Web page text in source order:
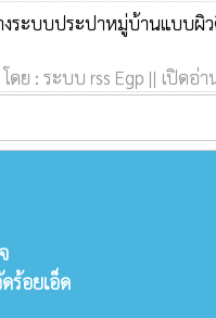
งระบบประปาหมู่บ้านแบบผิ
ย : ระบบ rss Egp || เปิดอ่า
ร้อยเอ็ด